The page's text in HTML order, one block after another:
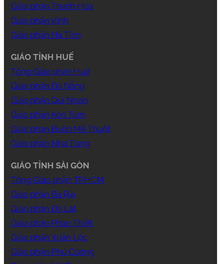
Giáo phận Thanh Hóa
Giáo phận Vinh
Giáo phận Hà Tĩnh
GIÁO TỈNH HUẾ
Tổng Giáo phận Huế
Giáo phận Đà Nẵng
Giáo phận Qui Nhơn
Giáo phận Kon Tum
Giáo phận Buôn Mê Thuột
Giáo phận Nha Trang
GIÁO TỈNH SÀI GÒN
Tổng Giáo phận TP.HCM
Giáo phận Bà Rịa
Giáo phận Đà Lạt
Giáo phận Phan Thiết
Giáo phận Xuân Lộc
Giáo phận Phú Cường